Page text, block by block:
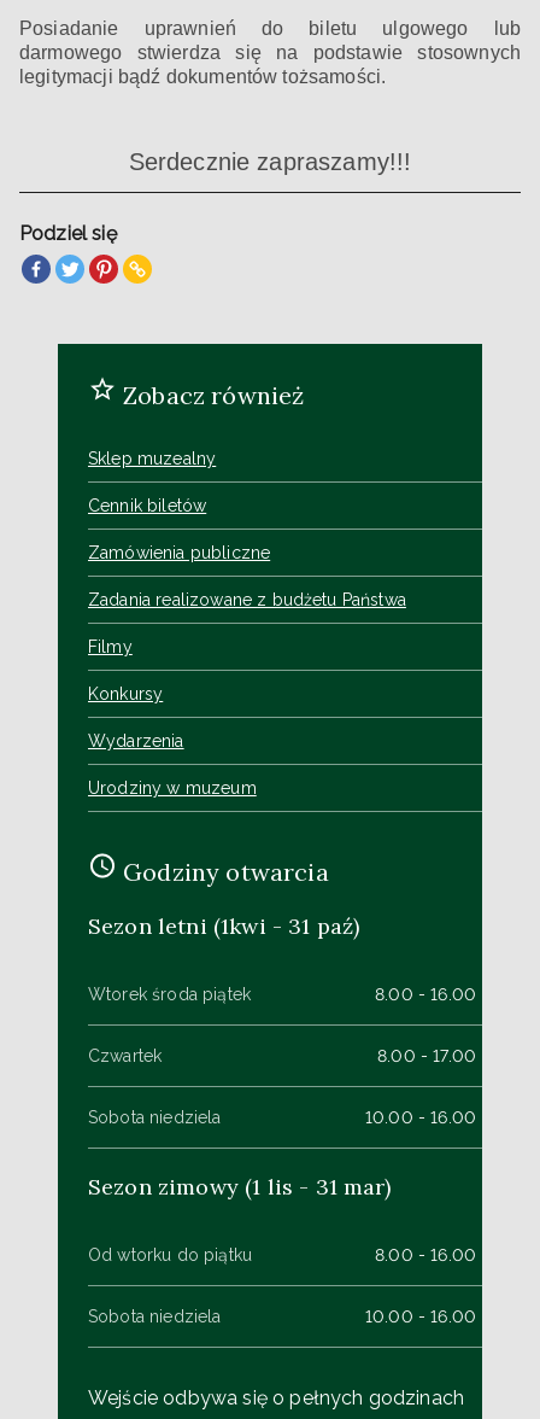
Posiadanie uprawnień do biletu ulgowego lub
darmowego stwierdza się na podstawie stosownych
legitymacji bądź dokumentów tożsamości.
Serdecznie zapraszamy!!!
Podziel się
Zobacz również
Sklep muzealny
Cennik biletów
Zamówienia publiczne
Zadania realizowane z budżetu Państwa
Filmy
Konkursy
Wydarzenia
Urodziny w muzeum
Godziny otwarcia
Sezon letni (1kwi - 31 paź)
Wtorek środa piątek 8.00 - 16.00
Czwartek 8.00 - 17.00
Sobota niedziela 10.00 - 16.00
Sezon zimowy (1 lis - 31 mar)
Od wtorku do piątku 8.00 - 16.00
Sobota niedziela 10.00 - 16.00
Wejście odbywa się o pełnych godzinach